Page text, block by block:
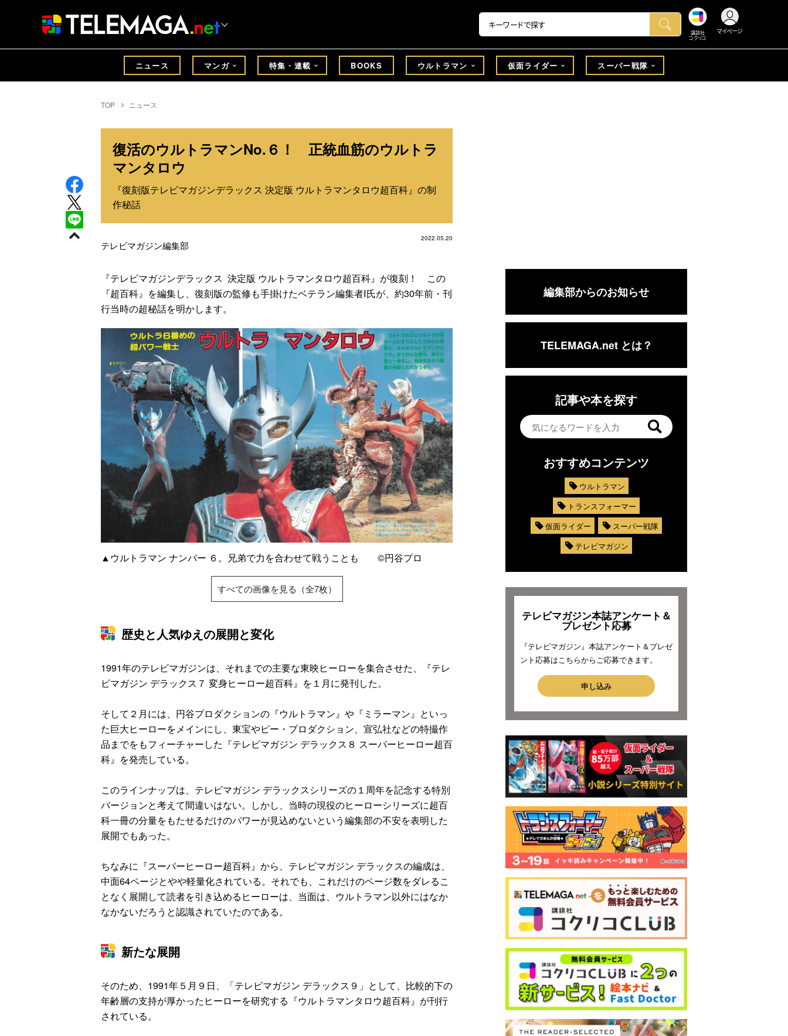
講談社
コクリコ
マイページ
ニュース マンガ 特集・連載 BOOKS ウルトラマン 仮面ライダー スーパー戦隊
TOP ニュース
復活のウルトラマンNo.６！ 正統血筋のウルトラ
マンタロウ
『復刻版テレビマガジンデラックス 決定版 ウルトラマンタロウ超百科』の制
作秘話
2022.05.20
テレビマガジン編集部
『テレビマガジンデラックス 決定版 ウルトラマンタロウ超百科』が復刻！ この
『超百科』を編集し、復刻版の監修も手掛けたベテラン編集者Ⅰ氏が、約30年前・刊
行当時の超秘話を明かします。
▲ウルトラマン ナンバー ６。兄弟で力を合わせて戦うことも ©円谷プロ
すべての画像を見る（全7枚）
歴史と人気ゆえの展開と変化
1991年のテレビマガジンは、それまでの主要な東映ヒーローを集合させた、『テレ
ビマガジン デラックス７ 変身ヒーロー超百科』を１月に発刊した。
そして２月には、円谷プロダクションの『ウルトラマン』や『ミラーマン』といっ
た巨大ヒーローをメインにし、東宝やピー・プロダクション、宣弘社などの特撮作
品までをもフィーチャーした『テレビマガジン デラックス８ スーパーヒーロー超百
科』を発売している。
このラインナップは、テレビマガジン デラックスシリーズの１周年を記念する特別
バージョンと考えて間違いはない。しかし、当時の現役のヒーローシリーズに超百
科一冊の分量をもたせるだけのパワーが見込めないという編集部の不安を表明した
展開でもあった。
ちなみに『スーパーヒーロー超百科』から、テレビマガジン デラックスの編成は、
中面64ページとやや軽量化されている。それでも、これだけのページ数をダレるこ
となく展開して読者を引き込めるヒーローは、当面は、ウルトラマン以外にはなか
なかないだろうと認識されていたのである。
新たな展開
そのため、1991年５月９日、「テレビマガジン デラックス９」として、比較的下の
年齢層の支持が厚かったヒーローを研究する『ウルトラマンタロウ超百科』が刊行
されている。
編集部からのお知らせ
TELEMAGA.net とは？
記事や本を探す
おすすめコンテンツ
ウルトラマン
トランスフォーマー
仮面ライダー
スーパー戦隊
テレビマガジン
テレビマガジン本誌アンケート＆
プレゼント応募
『テレビマガジン』本誌アンケート＆プレゼ
ント応募はこちらからご応募できます。
申し込み